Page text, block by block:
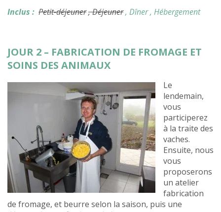
Inclus : Petit-déjeuner, Déjeuner, Dîner, Hébergement
JOUR 2 – FABRICATION DE FROMAGE ET
SOINS DES ANIMAUX
Le
lendemain,
vous
participerez
à la traite des
vaches.
Ensuite, nous
vous
proposerons
un atelier
fabrication
de fromage, et beurre selon la saison, puis une